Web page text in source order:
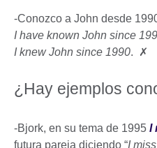
-Conozco a John desde
I have known John since
I knew John since 1990. ✗
¿Hay ejemplos
-Bjork, en su tema de 1995 I
futura pareja diciendo “I